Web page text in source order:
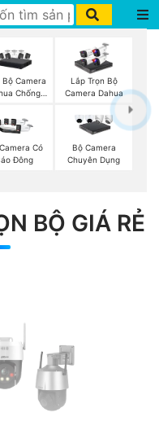
Bộ Camera
Chống
Lắp Trọn Bộ
Camera Dahua
Có
Đông
Bộ Camera
Chuyên Dụng
BỘ GIÁ RẺ